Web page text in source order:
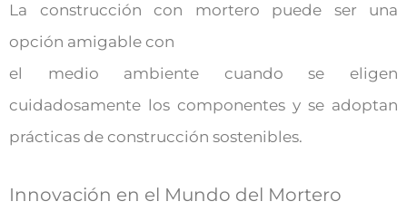
La construcción con mortero puede ser una
opción amigable con
el medio ambiente cuando se eligen
cuidadosamente los componentes y se adoptan
prácticas de construcción sostenibles.
Innovación en el Mundo del Mortero